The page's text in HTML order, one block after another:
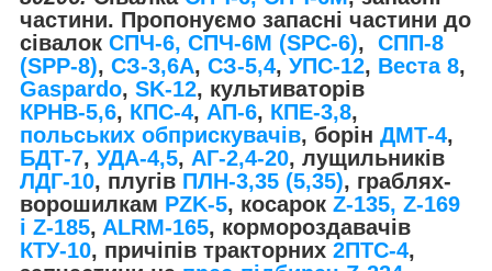
частини. Пропонуємо запасні частини до
сівалок СПЧ-6, СПЧ-6М (SPС-6), СПП-8
(SPP-8), СЗ-3,6А, СЗ-5,4, УПС-12, Веста 8,
Gaspardo, SK-12, культиваторів
КРНВ-5,6, КПС-4, АП-6, КПЕ-3,8,
польських обприскувачів, борін ДМТ-4,
БДТ-7, УДА-4,5, АГ-2,4-20, лущильників
ЛДГ-10, плугів ПЛН-3,35 (5,35), граблях-
ворошилкам PZK-5, косарок Z-135, Z-169
і Z-185, ALRM-165, кормороздавачів
КТУ-10, причіпів тракторних 2ПТС-4,